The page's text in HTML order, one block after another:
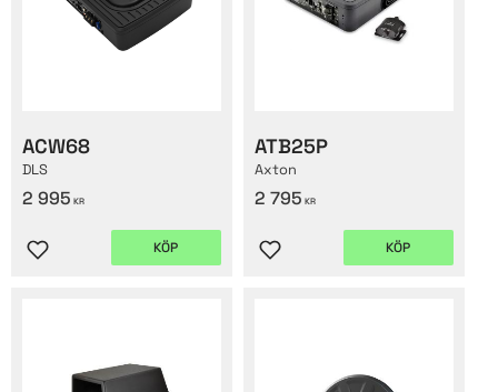
ACW68
DLS
2 995 KR
Lägg till i favoriter
KÖP
ATB25P
Axton
2 795 KR
Lägg till i favoriter
KÖP